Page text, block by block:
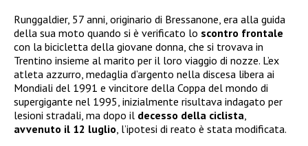
Runggaldier, 57 anni, originario di Bressanone, era alla guida
della sua moto quando si è verificato lo scontro frontale
con la bicicletta della giovane donna, che si trovava in
Trentino insieme al marito per il loro viaggio di nozze. L’ex
atleta azzurro, medaglia d’argento nella discesa libera ai
Mondiali del 1991 e vincitore della Coppa del mondo di
supergigante nel 1995, inizialmente risultava indagato per
lesioni stradali, ma dopo il decesso della ciclista,
avvenuto il 12 luglio, l’ipotesi di reato è stata modificata.